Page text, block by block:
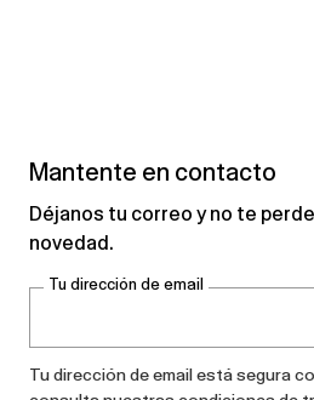
Mantente en contacto
Déjanos tu correo y no te
novedad.
Tu dirección de email
Tu dirección de email está segura